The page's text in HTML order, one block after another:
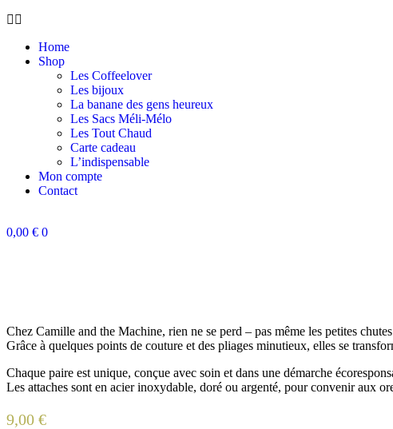
Home
Shop
Les Coffeelover
Les bijoux
La banane des gens heureux
Les Sacs Méli-Mélo
Les Tout Chaud
Carte cadeau
L’indispensable
Mon compte
Contact
0,00 € 0
Chez Camille and the Machine, rien ne se perd – pas même les petites
Grâce à quelques points de couture et des pliages minutieux, elles se
Chaque paire est unique, conçue avec soin et dans une démarche
Les attaches sont en acier inoxydable, doré ou argenté, pour convenir aux
9,00 €